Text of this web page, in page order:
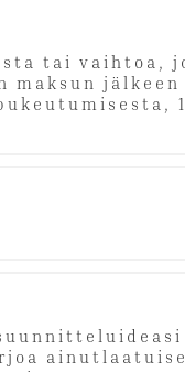
tai vaihtoa,